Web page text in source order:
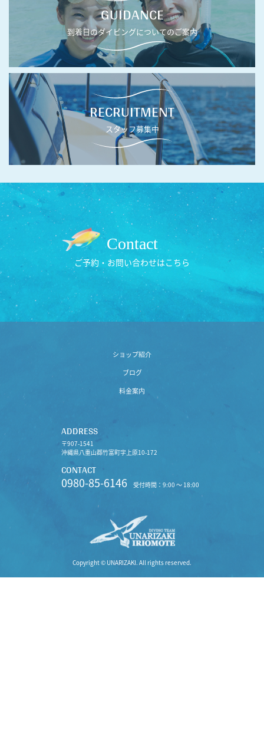
GUIDANCE
到着日のダイビングについてのご案内
RECRUITMENT
スタッフ募集中
Contact
ご予約・お問い合わせはこちら
ショップ紹介
ブログ
料金案内
ADDRESS
〒907-1541
沖縄県八重山郡竹富町字上原10-172
CONTACT
0980-85-6146 受付時間：9:00 〜 18:00
Copyright © UNARIZAKI. All rights reserved.